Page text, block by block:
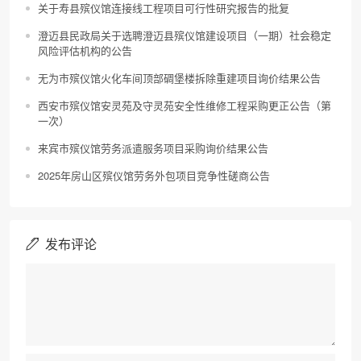
关于寿县殡仪馆连接线工程项目可行性研究报告的批复
澄迈县民政局关于选聘澄迈县殡仪馆建设项目（一期）社会稳定
风险评估机构的公告
无为市殡仪馆火化车间顶部碉堡楼拆除重建项目询价结果公告
西安市殡仪馆安灵苑及守灵苑安全性维修工程采购更正公告（第
一次）
来宾市殡仪馆劳务派遣服务项目采购询价结果公告
2025年房山区殡仪馆劳务外包项目竞争性磋商公告
发布评论